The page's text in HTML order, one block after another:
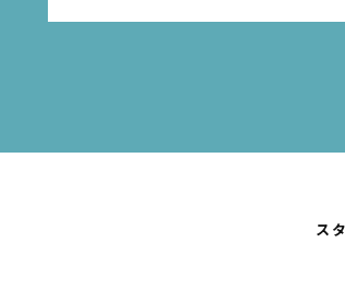
ス